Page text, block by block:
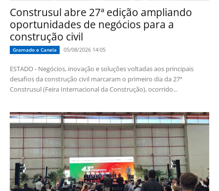
Construsul abre 27ª edição ampliando
oportunidades de negócios para a
construção civil
Gramado e Canela 05/08/2026 14:05
ESTADO - Negócios, inovação e soluções voltadas aos principais
desafios da construção civil marcaram o primeiro dia da 27ª
Construsul (Feira Internacional da Construção), ocorrido...